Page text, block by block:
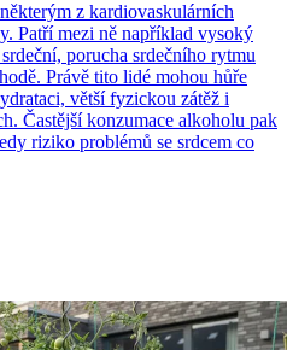
z kardiovaskulárních
Patří mezi ně například vysoký
porucha srdečního rytmu
Právě tito lidé mohou hůře
větší fyzickou zátěž i
Častější konzumace alkoholu pak
riziko problémů se srdcem co